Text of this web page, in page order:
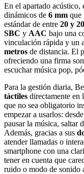
En el apartado acústico,
dinámicos de 6 mm que
estándar de entre 20 y
SBC y AAC bajo una
vinculación rápida y un
metros de distancia. El
ofreciendo una firma
escuchar música pop,
Para la gestión diaria,
táctiles directamente en
que no sea obligatorio
empezar a usarlos:
pausar la música, saltar
Además, gracias a sus
atender llamadas o
smartphone con una
tener en cuenta que
ruido o modo de sonido